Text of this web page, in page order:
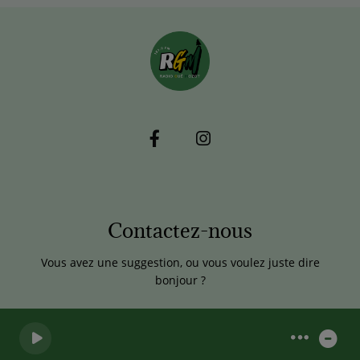
Contactez-nous
Vous avez une suggestion, ou vous voulez juste dire
bonjour ?